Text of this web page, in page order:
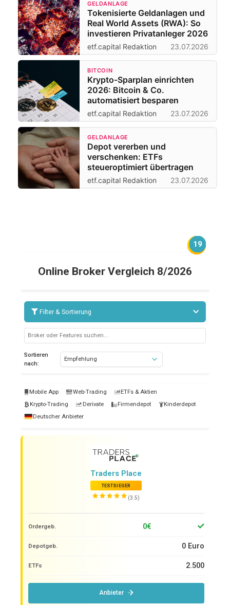
GELDANLAGE
Tokenisierte Geldanlagen und
Real World Assets (RWA): So
investieren Privatanleger 2026
etf.capital Redaktion 23.07.2026
BITCOIN
Krypto-Sparplan einrichten
2026: Bitcoin & Co.
automatisiert besparen
etf.capital Redaktion 23.07.2026
GELDANLAGE
Depot vererben und
verschenken: ETFs
steueroptimiert übertragen
etf.capital Redaktion 23.07.2026